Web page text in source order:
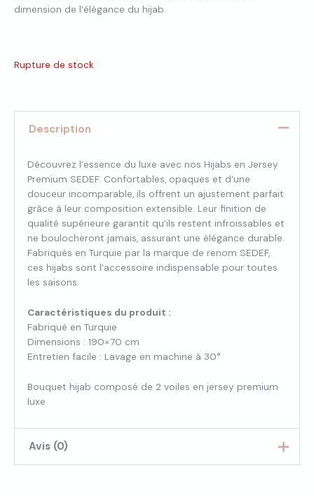
dimension de l’élégance du hijab.
Rupture de stock
Description
Découvrez l’essence du luxe avec nos Hijabs en Jersey
Premium SEDEF. Confortables, opaques et d’une
douceur incomparable, ils offrent un ajustement parfait
grâce à leur composition extensible. Leur finition de
qualité supérieure garantit qu’ils restent infroissables et
ne boulocheront jamais, assurant une élégance durable.
Fabriqués en Turquie par la marque de renom SEDEF,
ces hijabs sont l’accessoire indispensable pour toutes
les saisons.
Caractéristiques du produit :
Fabriqué en Turquie
Dimensions : 190×70 cm
Entretien facile : Lavage en machine à 30°
Bouquet hijab composé de 2 voiles en jersey premium
luxe
Avis (0)